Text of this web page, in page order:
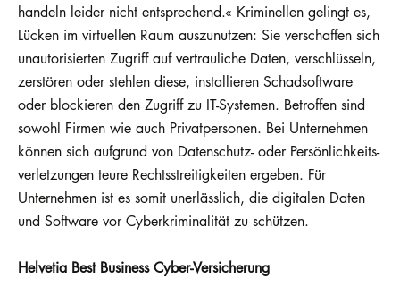
handeln leider nicht entsprechend.« Kriminellen gelingt es,
Lücken im virtuellen Raum auszunutzen: Sie verschaffen sich
unautorisierten Zugriff auf vertrauliche Daten, verschlüsseln,
zerstören oder stehlen diese, installieren Schadsoftware
oder blockieren den Zugriff zu IT-Systemen. Betroffen sind
sowohl Firmen wie auch Privatpersonen. Bei Unternehmen
können sich aufgrund von Datenschutz- oder Persönlichkeits-
verletzungen teure Rechtsstreitigkeiten ergeben. Für
Unternehmen ist es somit unerlässlich, die digitalen Daten
und Software vor Cyberkriminalität zu schützen.
Helvetia Best Business Cyber-Versicherung